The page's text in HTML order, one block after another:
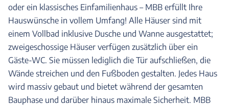
oder ein klassisches Einfamilienhaus – MBB erfüllt Ihre
Hauswünsche in vollem Umfang! Alle Häuser sind mit
einem Vollbad inklusive Dusche und Wanne ausgestattet;
zweigeschossige Häuser verfügen zusätzlich über ein
Gäste-WC. Sie müssen lediglich die Tür aufschließen, die
Wände streichen und den Fußboden gestalten. Jedes Haus
wird massiv gebaut und bietet während der gesamten
Bauphase und darüber hinaus maximale Sicherheit. MBB